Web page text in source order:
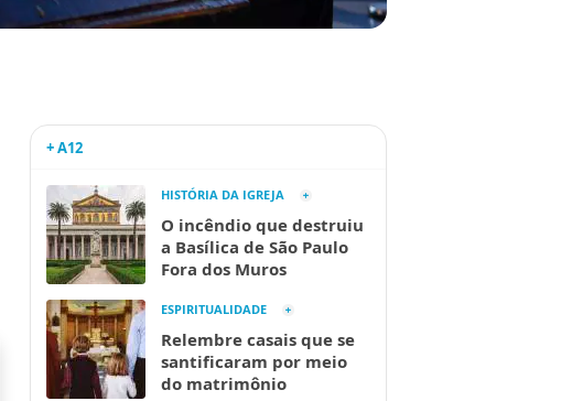
+ A12
HISTÓRIA DA IGREJA
O incêndio que destruiu
a Basílica de São Paulo
Fora dos Muros
ESPIRITUALIDADE
Relembre casais que se
santificaram por meio
do matrimônio